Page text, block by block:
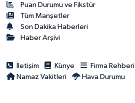
Puan Durumu ve Fikstür
Tüm Manşetler
Son Dakika Haberleri
Haber Arşivi
İletişim Künye Firma Rehberi
Namaz Vakitleri
Hava Durumu